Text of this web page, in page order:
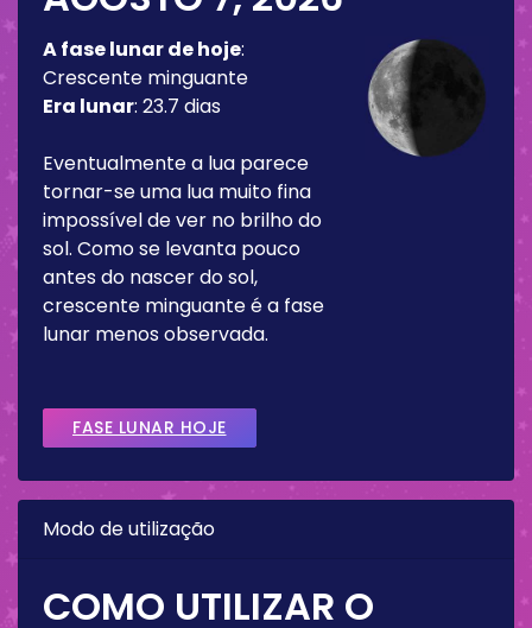
A fase lunar de hoje:
Crescente minguante
Era lunar: 23.7 dias
Eventualmente a lua parece
tornar-se uma lua muito fina
impossível de ver no brilho do
sol. Como se levanta pouco
antes do nascer do sol,
crescente minguante é a fase
lunar menos observada.
FASE LUNAR HOJE
Modo de utilização
COMO UTILIZAR O